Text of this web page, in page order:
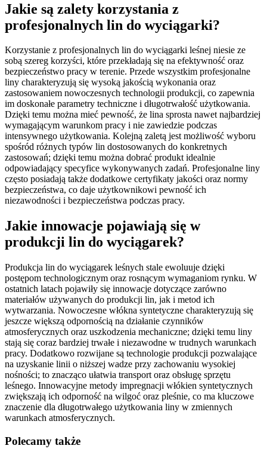
Jakie są zalety korzystania z
profesjonalnych lin do wyciągarki?
Korzystanie z profesjonalnych lin do wyciągarki leśnej niesie ze
sobą szereg korzyści, które przekładają się na efektywność oraz
bezpieczeństwo pracy w terenie. Przede wszystkim profesjonalne
liny charakteryzują się wysoką jakością wykonania oraz
zastosowaniem nowoczesnych technologii produkcji, co zapewnia
im doskonałe parametry techniczne i długotrwałość użytkowania.
Dzięki temu można mieć pewność, że lina sprosta nawet najbardziej
wymagającym warunkom pracy i nie zawiedzie podczas
intensywnego użytkowania. Kolejną zaletą jest możliwość wyboru
spośród różnych typów lin dostosowanych do konkretnych
zastosowań; dzięki temu można dobrać produkt idealnie
odpowiadający specyfice wykonywanych zadań. Profesjonalne liny
często posiadają także dodatkowe certyfikaty jakości oraz normy
bezpieczeństwa, co daje użytkownikowi pewność ich
niezawodności i bezpieczeństwa podczas pracy.
Jakie innowacje pojawiają się w
produkcji lin do wyciągarek?
Produkcja lin do wyciągarek leśnych stale ewoluuje dzięki
postępom technologicznym oraz rosnącym wymaganiom rynku. W
ostatnich latach pojawiły się innowacje dotyczące zarówno
materiałów używanych do produkcji lin, jak i metod ich
wytwarzania. Nowoczesne włókna syntetyczne charakteryzują się
jeszcze większą odpornością na działanie czynników
atmosferycznych oraz uszkodzenia mechaniczne; dzięki temu liny
stają się coraz bardziej trwałe i niezawodne w trudnych warunkach
pracy. Dodatkowo rozwijane są technologie produkcji pozwalające
na uzyskanie linii o niższej wadze przy zachowaniu wysokiej
nośności; to znacząco ułatwia transport oraz obsługę sprzętu
leśnego. Innowacyjne metody impregnacji włókien syntetycznych
zwiększają ich odporność na wilgoć oraz pleśnie, co ma kluczowe
znaczenie dla długotrwałego użytkowania liny w zmiennych
warunkach atmosferycznych.
Polecamy także